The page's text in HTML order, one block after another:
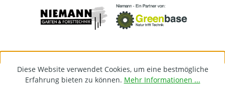
Diese Website verwendet Cookies, um eine bestmögliche
Erfahrung bieten zu können. Mehr Informationen ...